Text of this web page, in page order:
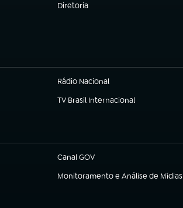
Diretoria
(abre em nova aba)
Rádio Nacional
TV Brasil Internacional
(abre em nova aba)
Canal GOV
(abre em nova aba)
Monitoramento e Análise de Mídias
(abre em nova aba)